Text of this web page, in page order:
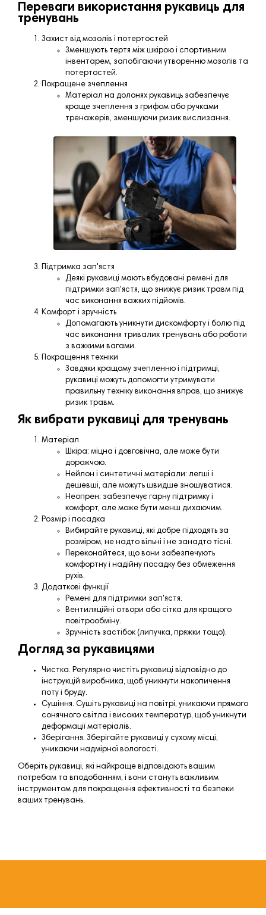
Переваги використання рукавиць для
тренувань
Захист від мозолів і потертостей
Зменшують тертя між шкірою і спортивним
інвентарем, запобігаючи утворенню мозолів та
потертостей.
Покращене зчеплення
Матеріал на долонях рукавиць забезпечує
краще зчеплення з грифом або ручками
тренажерів, зменшуючи ризик вислизання.
Підтримка зап'ястя
Деякі рукавиці мають вбудовані ремені для
підтримки зап'ястя, що знижує ризик травм під
час виконання важких підйомів.
Комфорт і зручність
Допомагають уникнути дискомфорту і болю під
час виконання тривалих тренувань або роботи
з важкими вагами.
Покращення техніки
Завдяки кращому зчепленню і підтримці,
рукавиці можуть допомогти утримувати
правильну техніку виконання вправ, що знижує
ризик травм.
Як вибрати рукавиці для тренувань
Матеріал
Шкіра: міцна і довговічна, але може бути
дорожчою.
Нейлон і синтетичні матеріали: легші і
дешевші, але можуть швидше зношуватися.
Неопрен: забезпечує гарну підтримку і
комфорт, але може бути менш дихаючим.
Розмір і посадка
Вибирайте рукавиці, які добре підходять за
розміром, не надто вільні і не занадто тісні.
Переконайтеся, що вони забезпечують
комфортну і надійну посадку без обмеження
рухів.
Додаткові функції
Ремені для підтримки зап'ястя.
Вентиляційні отвори або сітка для кращого
повітрообміну.
Зручність застібок (липучка, пряжки тощо).
Догляд за рукавицями
Чистка. Регулярно чистіть рукавиці відповідно до
інструкцій виробника, щоб уникнути накопичення
поту і бруду.
Сушіння. Сушіть рукавиці на повітрі, уникаючи прямого
сонячного світла і високих температур, щоб уникнути
деформації матеріалів.
Зберігання. Зберігайте рукавиці у сухому місці,
уникаючи надмірної вологості.
Оберіть рукавиці, які найкраще відповідають вашим
потребам та вподобанням, і вони стануть важливим
інструментом для покращення ефективності та безпеки
ваших тренувань.